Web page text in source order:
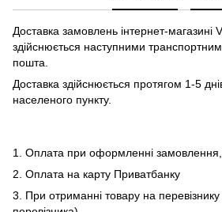
Доставка замовлень інтернет-магазині
здійснюється наступними
пошта.
Доставка здійснюється протягом 1-5
населеного пункту.
1. Оплата при оформленні
2. Оплата на карту Приватбанку
3. При отриманні товару на